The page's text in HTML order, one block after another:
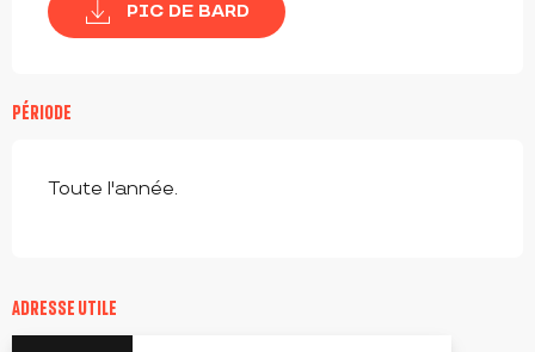
PIC DE BARD
PÉRIODE
Toute l'année.
ADRESSE UTILE